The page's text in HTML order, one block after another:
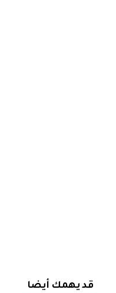
قد يهمك أيضا